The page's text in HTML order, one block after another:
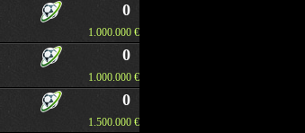
0
1.000.000 €
0
1.000.000 €
0
1.500.000 €